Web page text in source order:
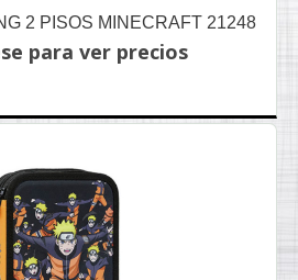
2 PISOS MINECRAFT 21248
para ver precios